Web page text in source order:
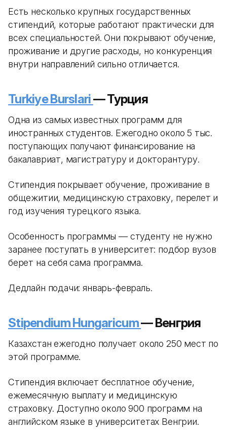
Есть несколько крупных государственных
стипендий, которые работают практически для
всех специальностей. Они покрывают обучение,
проживание и другие расходы, но конкуренция
внутри направлений сильно отличается.
Turkiye Burslari— Турция
Одна из самых известных программ для
иностранных студентов. Ежегодно около 5 тыс.
поступающих получают финансирование на
бакалавриат, магистратуру и докторантуру.
Стипендия покрывает обучение, проживание в
общежитии, медицинскую страховку, перелет и
год изучения турецкого языка.
Особенность программы — студенту не нужно
заранее поступать в университет: подбор вузов
берет на себя сама программа.
Дедлайн подачи: январь-февраль.
Stipendium Hungaricum— Венгрия
Казахстан ежегодно получает около 250 мест по
этой программе.
Стипендия включает бесплатное обучение,
ежемесячную выплату и медицинскую
страховку. Доступно около 900 программ на
английском языке в университетах Венгрии.